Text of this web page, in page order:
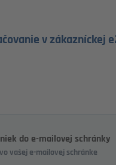
v zákazníckej
do e-mailovej schránky
vašej e-mailovej schránke